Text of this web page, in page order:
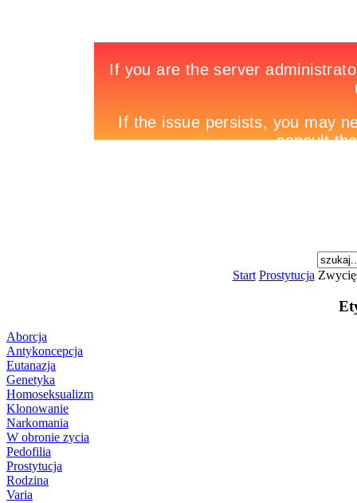
Start Prostytucja
Aborcja
Antykoncepcja
Eutanazja
Genetyka
Homoseksualizm
Klonowanie
Narkomania
W obronie zycia
Pedofilia
Prostytucja
Rodzina
Varia